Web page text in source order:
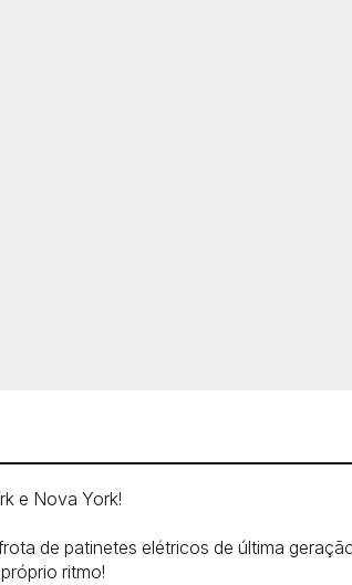
e Nova York!
de patinetes elétricos de última
ritmo!